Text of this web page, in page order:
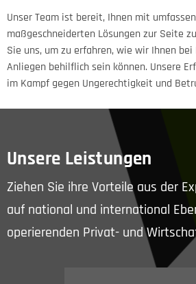
Unser Team ist bereit, Ihnen mit
maßgeschneiderten Lösungen zur Seite
Sie uns, um zu erfahren, wie wir Ihnen
Anliegen behilflich sein können. Unsere
im Kampf gegen Ungerechtigkeit und
Unsere Leistungen
Ziehen Sie ihre Vorteile aus der
auf national und international
operierenden Privat- und